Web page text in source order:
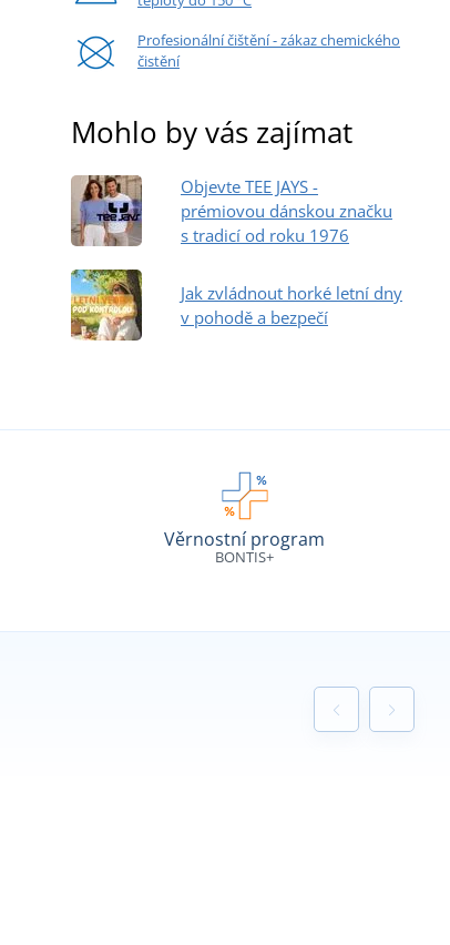
Profesionální čištění - zákaz chemického
čistění
Mohlo by vás zajímat
Objevte TEE JAYS -
prémiovou dánskou značku
s tradicí od roku 1976
Jak zvládnout horké letní dny
v pohodě a bezpečí
Věrnostní program
BONTIS+